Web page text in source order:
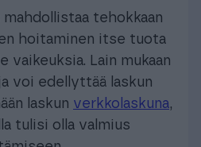
tehokkaan
hoitaminen itse tuota
vaikeuksia. Lain mukaan
voi edellyttää laskun
laskun verkkolaskuna,
tulisi olla valmius